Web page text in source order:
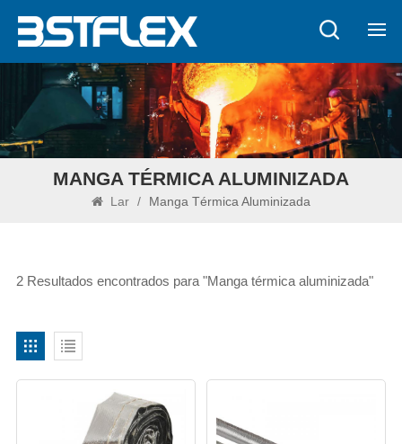
MANGA TÉRMICA ALUMINIZADA
Lar / Manga Térmica Aluminizada
2 Resultados encontrados para "Manga térmica aluminizada"